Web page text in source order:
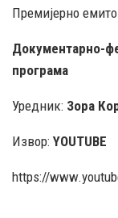
Премијерно
Документарно-
програма
Уредник: Зора
Извор: YOUTUBE
https://